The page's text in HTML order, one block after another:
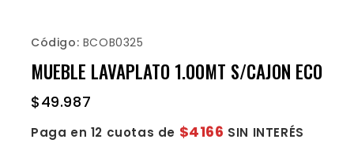
Código: BCOB0325
MUEBLE LAVAPLATO 1.00MT S/CAJON ECO
$49.987
Paga en 12 cuotas de $4166 SIN INTERÉS